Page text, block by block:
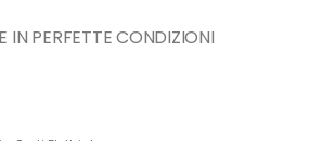
IN PERFETTE CONDIZIONI